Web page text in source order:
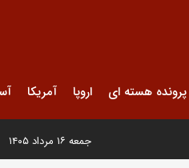
پرونده هسته ای اروپا آمریکا
جمعه ۱۶ مرداد ۱۴۰۵